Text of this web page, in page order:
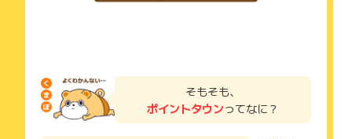
そもそも、
ポイントタウンってなに？